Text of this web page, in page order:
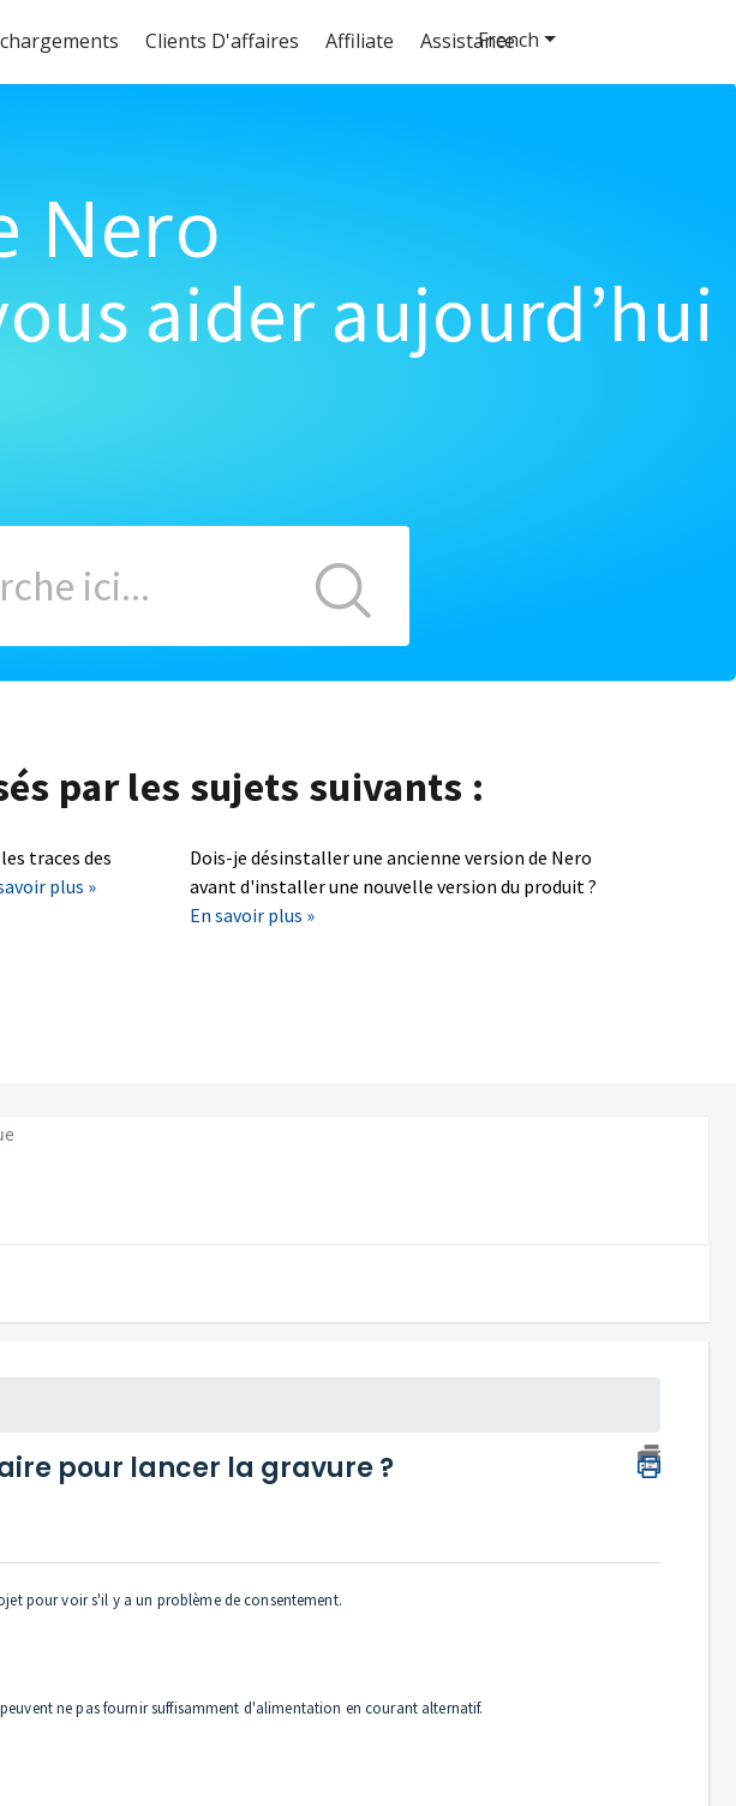
Clients D'affaires Affiliate Assistance
Nero
aider aujourd’hui
par les sujets suivants :
traces des
plus »
Dois-je désinstaller une ancienne version de Nero
avant d'installer une nouvelle version du produit ?
En savoir plus »
French
pour lancer la gravure ?
pour voir s'il y a un problème de consentement.
ne pas fournir suffisamment d'alimentation en courant alternatif.